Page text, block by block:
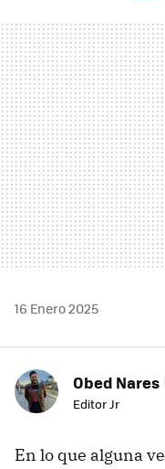
16 Enero 2025
Obed Nares
Editor Jr
En lo que alguna